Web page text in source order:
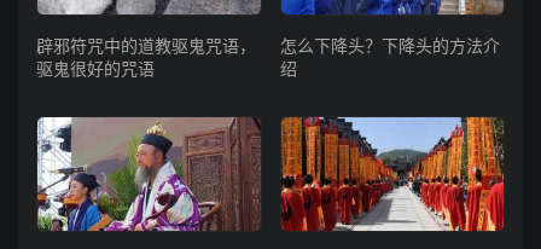
辟邪符咒中的道教驱鬼咒语，
驱鬼很好的咒语
怎么下降头？下降头的方法介
绍